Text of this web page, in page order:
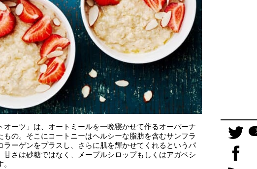
オーツ」は、オートミールを一晩寝かせて作るオーバーナ
の。そこにコートニーはヘルシーな脂肪を含むサンフラ
ラーゲンをプラスし、さらに肌を輝かせてくれるというパ
さは砂糖ではなく、メープルシロップもしくはアガベシ